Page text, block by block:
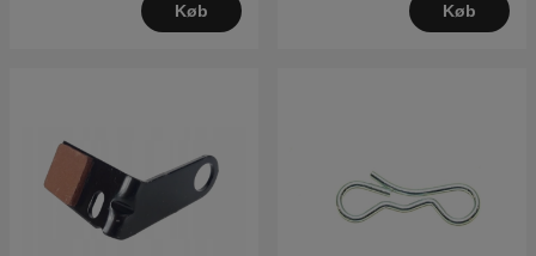
Køb Køb